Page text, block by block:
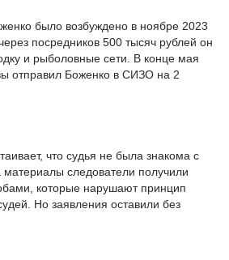
было возбуждено в ноябре 2023
посредников 500 тысяч рублей он
и рыболовные сети. В конце мая
отправил Боженко в СИЗО на 2
что судья не была знакома с
следователи получили
которые нарушают принцип
Но заявления оставили без